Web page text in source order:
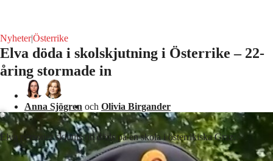
Nyheter|Österrike
Elva döda i skolskjutning i Österrike – 22-
åring stormade in
Anna Sjögren och Olivia Birgander
Elva personer skjutits till döds på en skola i österrikiska Graz.